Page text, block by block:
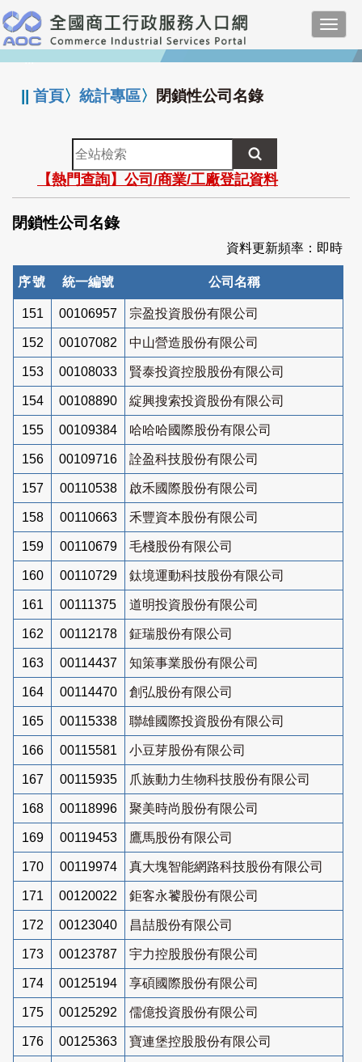
跳
到
主
要
:::
||首頁〉統計專區〉 閉鎖性公司名錄
全
站
檢
索
【熱門查詢】公司/商業/工廠登記資料
閉鎖性公司名錄
資料更新頻率：即時
序號 統一編號 公司名稱
151 00106957 宗盈投資股份有限公司
152 00107082 中山營造股份有限公司
153 00108033 賢泰投資控股股份有限公司
154 00108890 綻興搜索投資股份有限公司
155 00109384 哈哈哈國際股份有限公司
156 00109716 詮盈科技股份有限公司
157 00110538 啟禾國際股份有限公司
158 00110663 禾豐資本股份有限公司
159 00110679 毛棧股份有限公司
160 00110729 鈦境運動科技股份有限公司
161 00111375 道明投資股份有限公司
162 00112178 鉦瑞股份有限公司
163 00114437 知策事業股份有限公司
164 00114470 創弘股份有限公司
165 00115338 聯雄國際投資股份有限公司
166 00115581 小豆芽股份有限公司
167 00115935 爪族動力生物科技股份有限公司
168 00118996 聚美時尚股份有限公司
169 00119453 鷹馬股份有限公司
170 00119974 真大塊智能網路科技股份有限公司
171 00120022 鉅客永饕股份有限公司
172 00123040 昌喆股份有限公司
173 00123787 宇力控股股份有限公司
174 00125194 享碩國際股份有限公司
175 00125292 儒億投資股份有限公司
176 00125363 寶連堡控股股份有限公司